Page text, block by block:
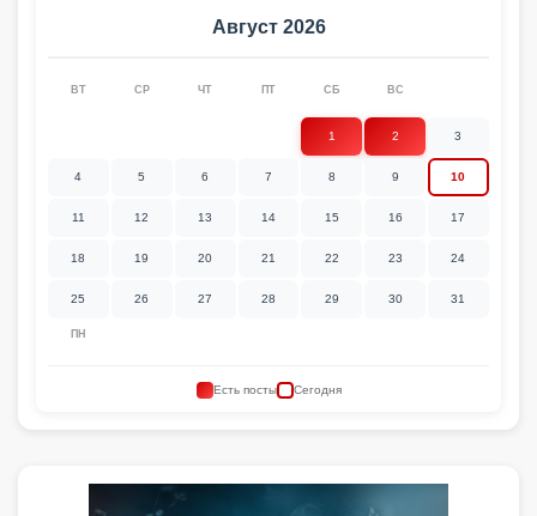
Август 2026
ПН
ВТ СР ЧТ ПТ СБ ВС
1 2 3
4 5 6 7 8 9 10
11 12 13 14 15 16 17
18 19 20 21 22 23 24
25 26 27 28 29 30 31
Есть посты Сегодня